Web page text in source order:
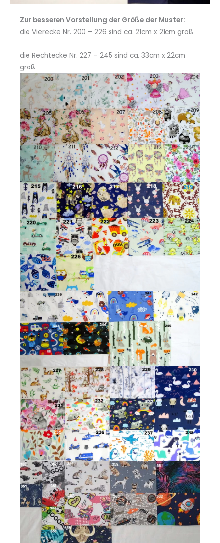
Zur besseren Vorstellung der Größe der Muster:
die Vierecke Nr. 200 – 226 sind ca. 21cm x 21cm groß
die Rechtecke Nr. 227 – 245 sind ca. 33cm x 22cm
groß